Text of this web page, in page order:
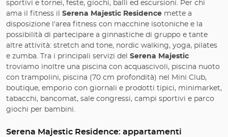
sportivi e tornei, feste, giochi, balli ed escursioni. Per chi
ama il fitness il Serena Majestic Residence mette a
disposizione l'area fitness con macchine isotoniche e la
possibilità di partecipare a ginnastiche di gruppo e tante
altre attività: stretch and tone, nordic walking, yoga, pilates
e zumba. Tra i principali servizi del Serena Majestic
troviamo inoltre una piscina con acquascivoli, piscina nuoto
con trampolini, piscina (70 cm profondità) nel Mini Club,
boutique, emporio con giornali e prodotti tipici, minimarket,
tabacchi, bancomat, sale congressi, campi sportivi e parco
giochi per bambini.
Serena Majestic Residence: appartamenti